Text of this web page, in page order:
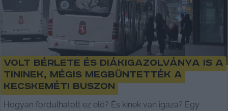
Volt bérlete és diákigazolványa is a
tininek, mégis megbüntették a
kecskeméti buszon
Hogyan fordulhatott ez elő? És kinek van igaza? Egy